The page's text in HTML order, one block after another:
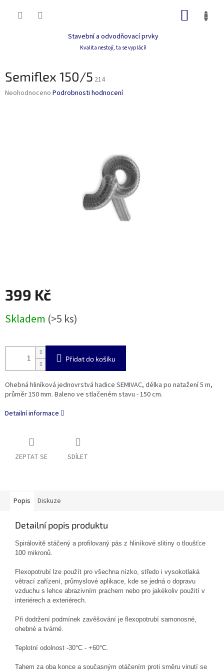
Stavební a odvodňovací prvky
Kvalita nestojí, ta se vyplácí!
Semiflex 150/5 214
Průměrné
Neohodnoceno Podrobnosti hodnocení
399 Kč
cena:
Skladem (>5 ks)
Přidat do košíku
Ohebná hliníková jednovrstvá hadice SEMIVAC, délka po natažení 5 m,
průměr 150 mm. Baleno ve stlačeném stavu - 150 cm.
Detailní informace
ZEPTAT SE SDÍLET
Popis Diskuze
Detailní popis produktu
Spirálovitě stáčený a profilovaný pás z hliníkové slitiny o tloušťce
100 mikronů.
Flexopotrubí lze použít pro všechna nízko, středo i vysokotlaká
větrací zařízení, průmyslové aplikace, kde se jedná o dopravu
vzduchu s lehce abrazivním prachem nebo pro jakékoliv použití v
interiérech a exteriérech.
Při dodržení podmínek zavěšování je flexopotrubí samonosné,
ohebné a tvárné.
Teplotní odolnost -30°C - +60°C.
Tahem za oba konce a současným otáčením proti směru vinutí se